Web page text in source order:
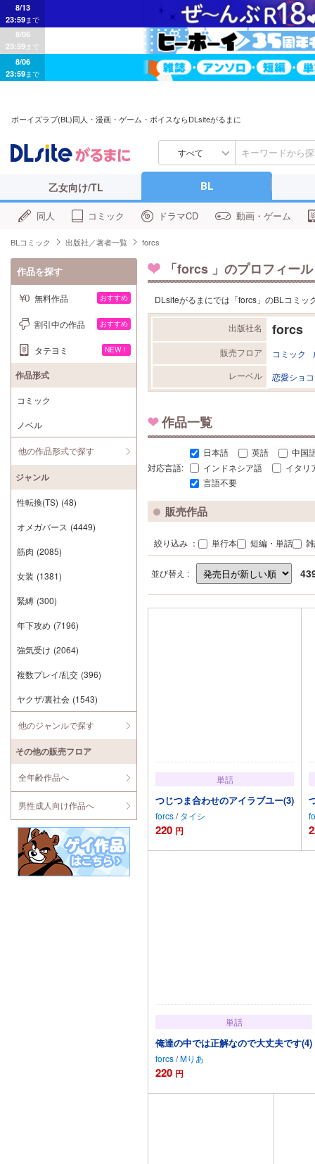
8/13
23:59まで
8/06
23:59まで
8/06
23:59まで
ボーイズラブ(BL)同人・漫画・ゲーム・ボイスならDLsiteがるまに
すべて
乙女向け/TL BL
同人 コミック ドラマCD 動画・ゲーム
BLコミック 出版社／著者一覧 forcs
「forcs 」のプロフィール
DLsiteがるまにでは「forcs」のBLコミッ
出版社名 forcs
販売フロア コミック
レーベル
恋愛ショ
作品一覧
対応言語:
日本語 英語
中国
インドネシア語
イタリ
言語不要
販売作品
絞り込み ： 単行本 短編・単話
並び替え :
単話
つじつま合わせのアイラブユー(3)
forcs/ タイシ
220 円
単話
俺達の中では正解なので大丈夫です(4)
forcs/Mりあ
220 円
作品を探す
無料作品 おすすめ
割引中の作品 おすすめ
タテヨミ NEW！
作品形式
コミック
ノベル
他の作品形式で探す
ジャンル
性転換(TS) (48)
オメガバース (4449)
筋肉 (2085)
女装 (1381)
緊縛 (300)
年下攻め (7196)
強気受け (2064)
複数プレイ/乱交 (396)
ヤクザ/裏社会 (1543)
他のジャンルで探す
その他の販売フロア
全年齢作品へ
男性成人向け作品へ